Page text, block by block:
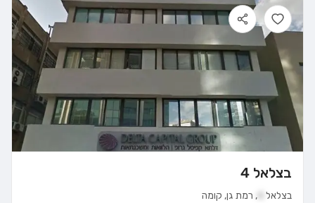
בצלאל 4
בצלאל , רמת גן, קומה